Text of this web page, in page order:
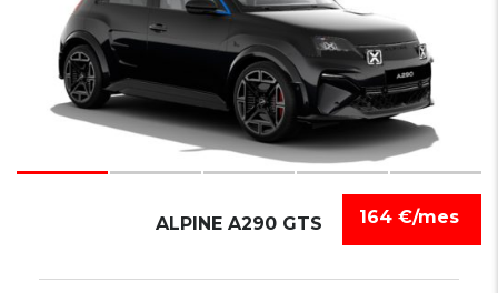
164 €/mes
ALPINE A290 GTS